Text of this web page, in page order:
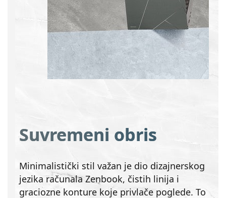
Suvremeni obris
Minimalistički stil važan je dio dizajnerskog
jezika računala Zenbook, čistih linija i
graciozne konture koje privlače poglede. To